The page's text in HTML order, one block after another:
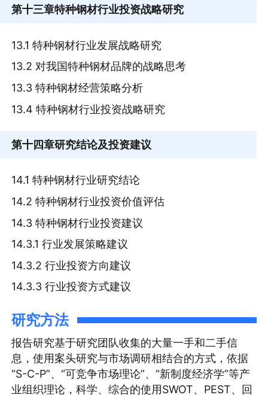
第十三章特种钢材行业投资战略研究
13.1 特种钢材行业发展战略研究
13.2 对我国特种钢材品牌的战略思考
13.3 特种钢材经营策略分析
13.4 特种钢材行业投资战略研究
第十四章研究结论及投资建议
14.1 特种钢材行业研究结论
14.2 特种钢材行业投资价值评估
14.3 特种钢材行业投资建议
14.3.1 行业发展策略建议
14.3.2 行业投资方向建议
14.3.3 行业投资方式建议
研究方法
报告研究基于研究团队收集的大量一手和二手信
息，使用案头研究与市场调研相结合的方式，依据
“S-C-P”、“可竞争市场理论”、“新制度经济学”等产
业组织理论，科学、综合的使用SWOT、PEST、回